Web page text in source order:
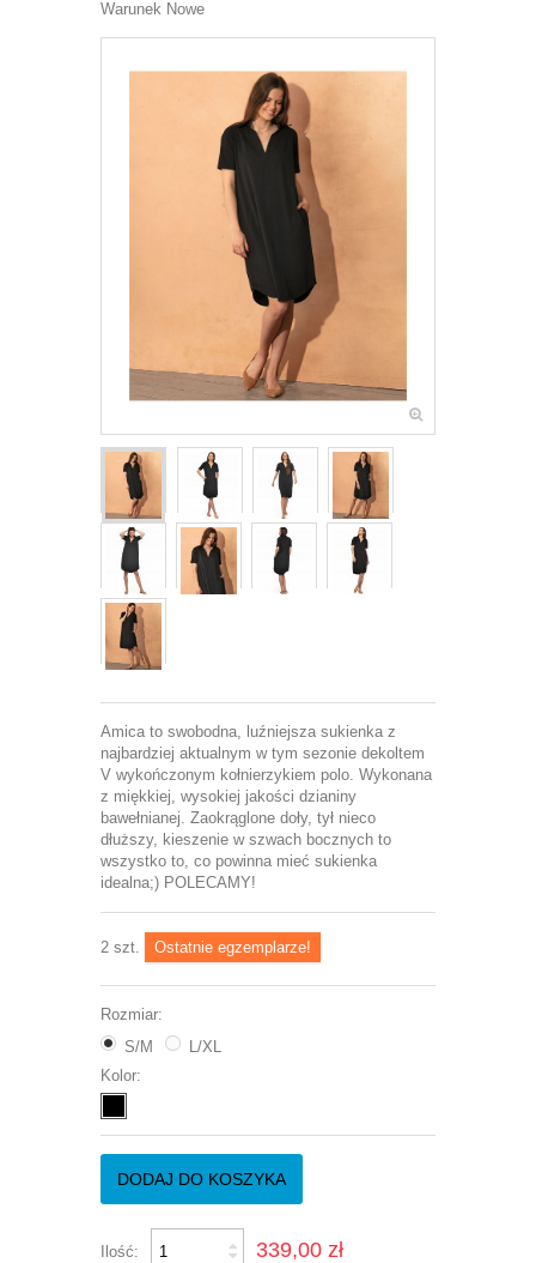
Warunek Nowe
Amica to swobodna, luźniejsza sukienka z
najbardziej aktualnym w tym sezonie dekoltem
V wykończonym kołnierzykiem polo. Wykonana
z miękkiej, wysokiej jakości dzianiny
bawełnianej. Zaokrąglone doły, tył nieco
dłuższy, kieszenie w szwach bocznych to
wszystko to, co powinna mieć sukienka
idealna;) POLECAMY!
2 szt. Ostatnie egzemplarze!
Rozmiar:
S/M
L/XL
Kolor:
DODAJ DO KOSZYKA
Ilość: 339,00 zł